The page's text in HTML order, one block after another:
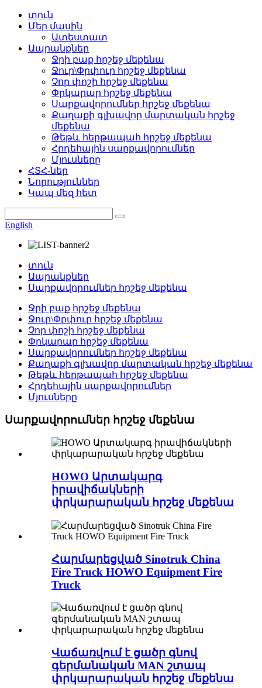
տուն
Մեր մասին
Ատեստատ
Ապրանքներ
Ջրի բաք հրշեջ մեքենա
Ջուր\Փրփուր հրշեջ մեքենա
Չոր փոշի հրշեջ մեքենա
Փրկարար հրշեջ մեքենա
Սարքավորումներ հրշեջ մեքենա
Քաղաքի գլխավոր մարտական ​​հրշեջ
մեքենա
Թեթև հերթապահ հրշեջ մեքենա
Հրդեհային սարքավորումներ
Մյուսները
ՀՏՀ-ներ
Նորություններ
Կապ մեզ հետ
English
տուն
Ապրանքներ
Սարքավորումներ հրշեջ մեքենա
Ջրի բաք հրշեջ մեքենա
Ջուր\Փրփուր հրշեջ մեքենա
Չոր փոշի հրշեջ մեքենա
Փրկարար հրշեջ մեքենա
Սարքավորումներ հրշեջ մեքենա
Քաղաքի գլխավոր մարտական ​​հրշեջ մեքենա
Թեթև հերթապահ հրշեջ մեքենա
Հրդեհային սարքավորումներ
Մյուսները
Սարքավորումներ հրշեջ մեքենա
HOWO Արտակարգ
իրավիճակների
փրկարարական հրշեջ մեքենա
Հարմարեցված Sinotruk China
Fire Truck HOWO Equipment Fire
Truck
Վաճառվում է ցածր գնով
գերմանական MAN շտապ
փրկարարական հրշեջ մեքենա